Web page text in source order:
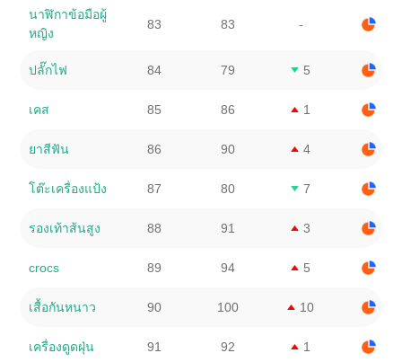
นาฬิกาข้อมือผู้
หญิง
83 83 -
ปลั๊กไฟ 84 79 5
เคส 85 86 1
ยาสีฟัน 86 90 4
โต๊ะเครื่องแป้ง 87 80 7
รองเท้าส้นสูง 88 91 3
crocs 89 94 5
เสื้อกันหนาว 90 100 10
เครื่องดูดฝุ่น 91 92 1